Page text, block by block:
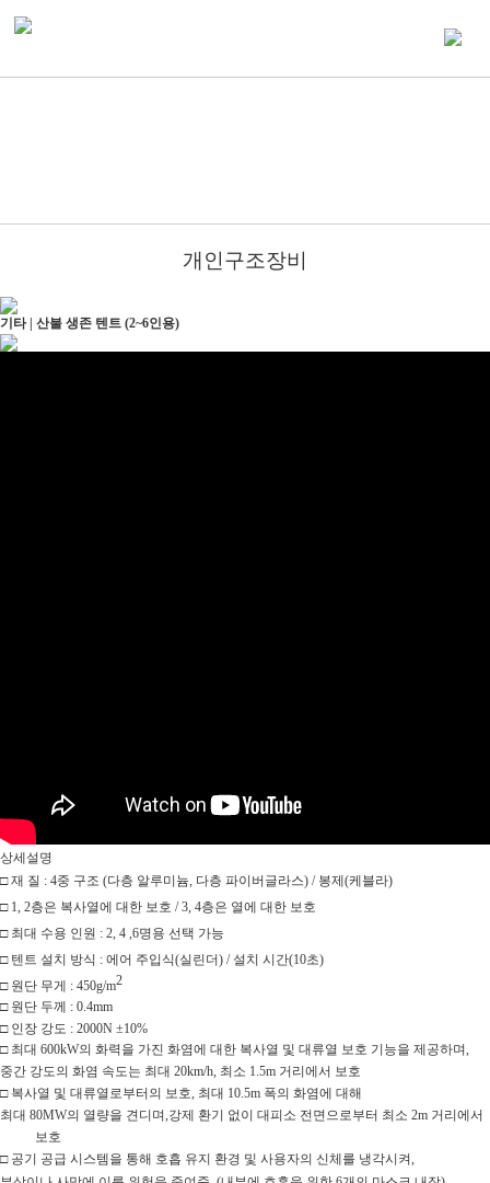
개인구조장비
기타 | 산불 생존 텐트 (2~6인용)
상세설명
□재 질 : 4중 구조 (다층 알루미늄 다층 파이버글라스) / 봉제(케블라)
□ 1, 2층은 복사열에 대한 보호 / 3, 4층은 열에 대한 보호
□ 최대 수용 인원 : 2, 4 ,6명용 선택 가능
□ 텐트 설치 방식 : 에어 주입식(실린더) /설치 시간(10초)
□ 원단 무게 : 450g/m2
□ 원단 두께 : 0.4mm
□ 인장 강도 : 2000N ±10%
□ 최대 600kW의 화력을 가진 화염에 대한 복사열 및 대류열 보호 기능을 제공하며
중간 강도의 화염 속도는 최대 20km/h, 최소 1.5m 거리에서 보호
□ 복사열 및 대류열로부터의 보호 최대 10.5m 폭의 화염에 대해
최대 80MW의 열량을 견디며 강제 환기 없이 대피소 전면으로부터 최소 2m 거리에서
보호
□ 공기 공급 시스템을 통해 호흡 유지 환경 및 사용자의 신체를 냉각시켜